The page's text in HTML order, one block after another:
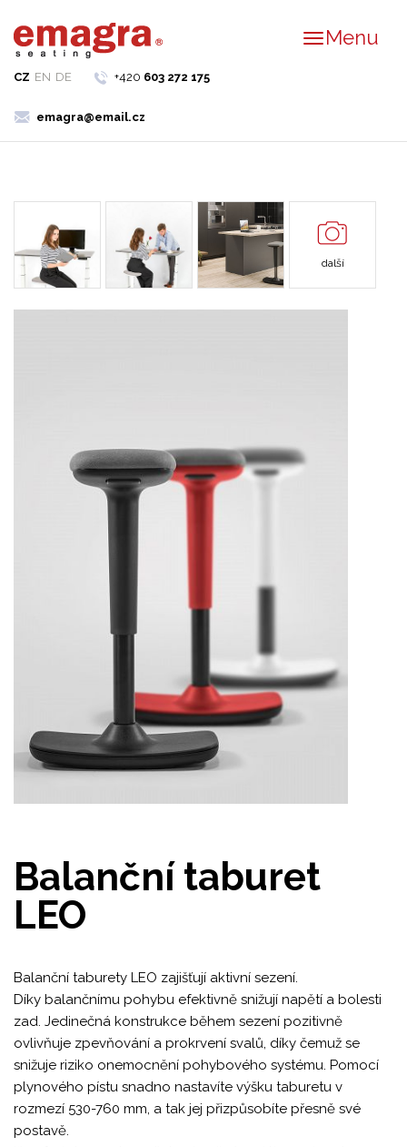
CZ EN DE +420 603 272 175
emagra@email.cz
Menu
další
Balanční taburet
LEO
Balanční taburety LEO zajišťují aktivní sezení.
Díky balančnímu pohybu efektivně snižují napětí a bolesti
zad. Jedinečná konstrukce během sezení pozitivně
ovlivňuje zpevňování a prokrvení svalů, díky čemuž se
snižuje riziko onemocnění pohybového systému. Pomocí
plynového pístu snadno nastavíte výšku taburetu v
rozmezí 530-760 mm, a tak jej přizpůsobíte přesně své
postavě.